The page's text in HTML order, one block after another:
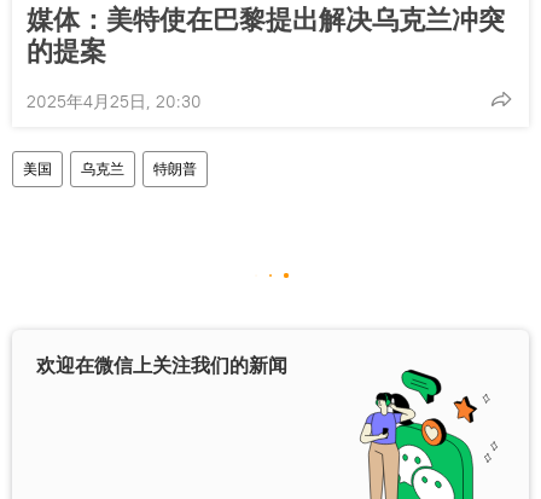
媒体：美特使在巴黎提出解决乌克兰冲突
的提案
2025年4月25日, 20:30
美国 乌克兰 特朗普
欢迎在微信上关注我们的新闻